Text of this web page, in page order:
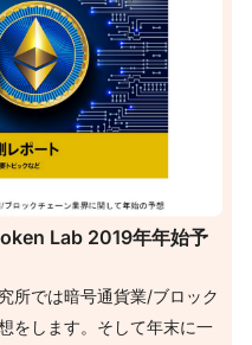
Lab 2019年年始予
所では暗号通貨業/ブロック
をします。そして年末に一